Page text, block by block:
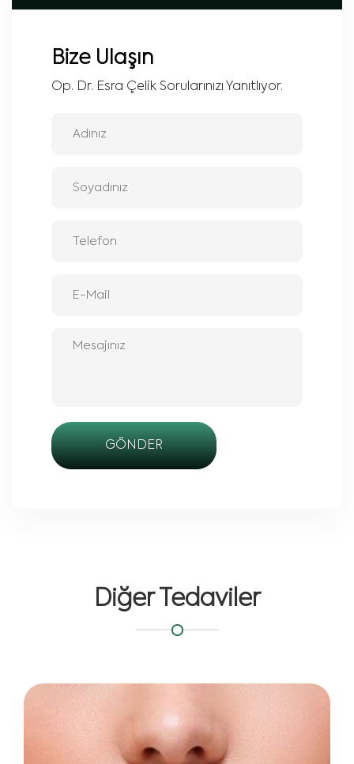
Bize Ulaşın
Op. Dr. Esra Çelik Sorularınızı Yanıtlıyor.
GÖNDER
Diğer Tedaviler